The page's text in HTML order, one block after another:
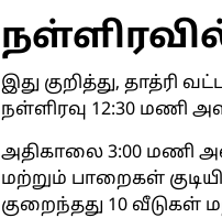
இது குறித்து, தாத்ரி
நள்ளிரவு 12:30 மணி
அதிகாலை 3:00 மணி
மற்றும் பாறைகள்
குறைந்தது 10 வீடுகள்